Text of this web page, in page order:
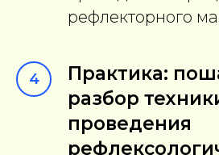
рефлекторного
4
Практика:
разбор
проведения